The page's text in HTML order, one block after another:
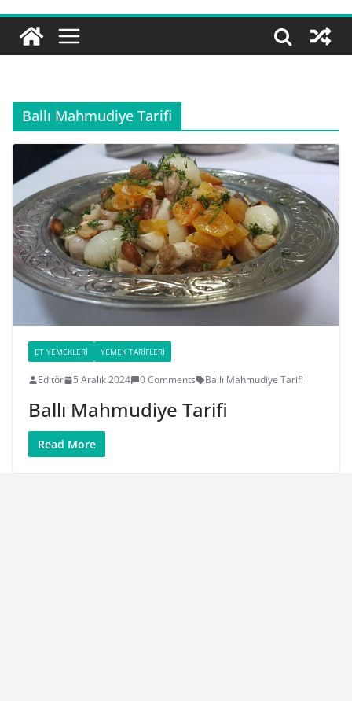
Ballı Mahmudiye Tarifi
ET YEMEKLERI YEMEK TARIFLERI
Editör 5 Aralık 2024 0 Comments Ballı Mahmudiye Tarifi
Ballı Mahmudiye Tarifi
Read More